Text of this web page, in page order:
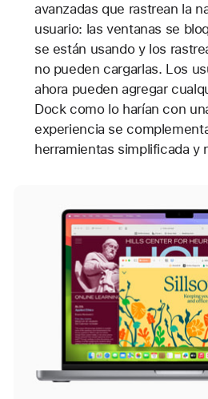
avanzadas que rastrean la
usuario: las ventanas se
se están usando y los
no pueden cargarlas. Los
ahora pueden agregar
Dock como lo harían con
experiencia se
herramientas simplificada y